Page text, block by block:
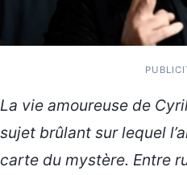
La vie amoureuse de
sujet brûlant sur lequel
carte du mystère. Entre